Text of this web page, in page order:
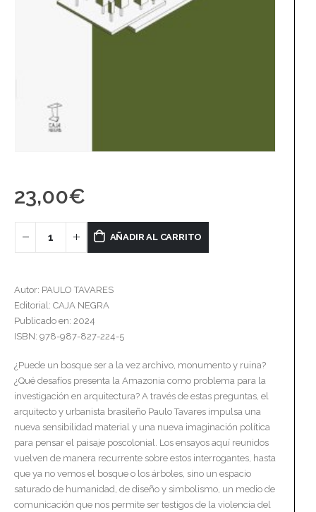
23,00€
AÑADIR AL CARRITO
Autor: PAULO TAVARES
Editorial: CAJA NEGRA
Publicado en: 2024
ISBN: 978-987-827-224-5
¿Puede un bosque ser a la vez archivo, monumento y ruina?
¿Qué desafíos presenta la Amazonia como problema para la
investigación en arquitectura? A través de estas preguntas, el
arquitecto y urbanista brasileño Paulo Tavares impulsa una
nueva sensibilidad material y una nueva imaginación política
para pensar el paisaje poscolonial. Los ensayos aquí reunidos
vuelven de manera recurrente sobre estos interrogantes, hasta
que ya no vemos el bosque o los árboles, sino un espacio
saturado de humanidad, de diseño y simbolismo, un medio de
comunicación que nos permite ser testigos de la violencia del